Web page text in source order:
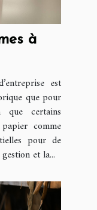
à
est
que pour
que certains
comme
pour de
et la...